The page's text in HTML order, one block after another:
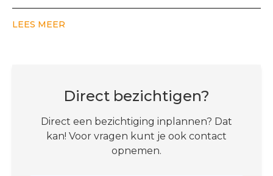
LEES MEER
Direct bezichtigen?
Direct een bezichtiging inplannen? Dat
kan! Voor vragen kunt je ook contact
opnemen.